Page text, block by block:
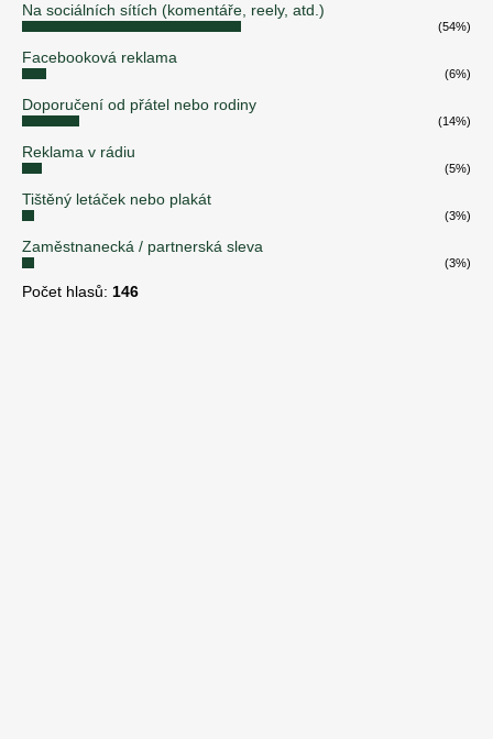
Na sociálních sítích (komentáře, reely, atd.)
(54%)
Facebooková reklama
(6%)
Doporučení od přátel nebo rodiny
(14%)
Reklama v rádiu
(5%)
Tištěný letáček nebo plakát
(3%)
Zaměstnanecká / partnerská sleva
(3%)
Počet hlasů: 146